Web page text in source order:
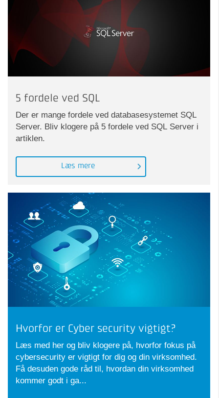
5 fordele ved SQL
Der er mange fordele ved databasesystemet SQL
Server. Bliv klogere på 5 fordele ved SQL Server i
artiklen.
Læs mere
Hvorfor er Cyber security vigtigt?
Læs med her og bliv klogere på, hvorfor fokus på
cybersecurity er vigtigt for dig og din virksomhed.
Få desuden gode råd til, hvordan din virksomhed
kommer godt i ga...